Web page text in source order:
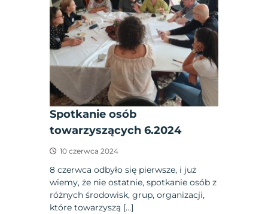
Spotkanie osób
towarzyszących 6.2024
10 czerwca 2024
8 czerwca odbyło się pierwsze, i już
wiemy, że nie ostatnie, spotkanie osób z
różnych środowisk, grup, organizacji,
które towarzyszą […]